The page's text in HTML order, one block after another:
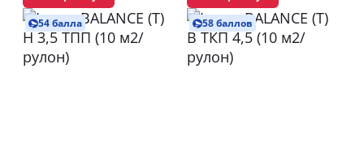
54 балла 58 баллов